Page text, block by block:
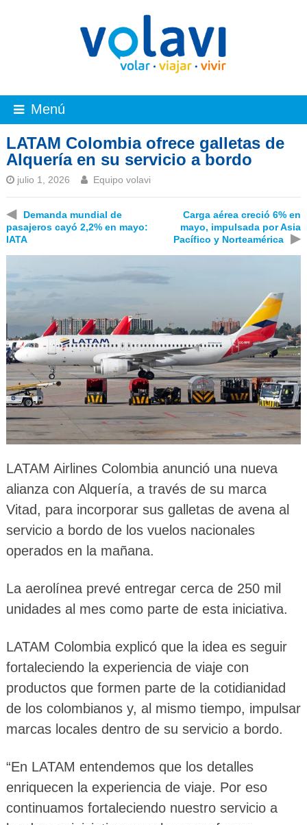
Menú
LATAM Colombia ofrece galletas de
Alquería en su servicio a bordo
julio 1, 2026 Equipo volavi
◀
Demanda mundial de
pasajeros cayó 2,2% en mayo:
IATA
Carga aérea creció 6% en
mayo, impulsada por Asia
Pacífico y Norteamérica
▶
LATAM Airlines Colombia anunció una nueva
alianza con Alquería, a través de su marca
Vitad, para incorporar sus galletas de avena al
servicio a bordo de los vuelos nacionales
operados en la mañana.
La aerolínea prevé entregar cerca de 250 mil
unidades al mes como parte de esta iniciativa.
LATAM Colombia explicó que la idea es seguir
fortaleciendo la experiencia de viaje con
productos que formen parte de la cotidianidad
de los colombianos y, al mismo tiempo, impulsar
marcas locales dentro de su servicio a bordo.
“En LATAM entendemos que los detalles
enriquecen la experiencia de viaje. Por eso
continuamos fortaleciendo nuestro servicio a